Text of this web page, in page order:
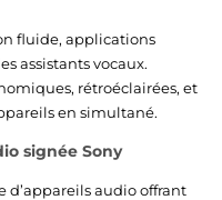
fluide, applications
assistants vocaux.
rétroéclairées, et
en simultané.
signée Sony
d’appareils audio offrant